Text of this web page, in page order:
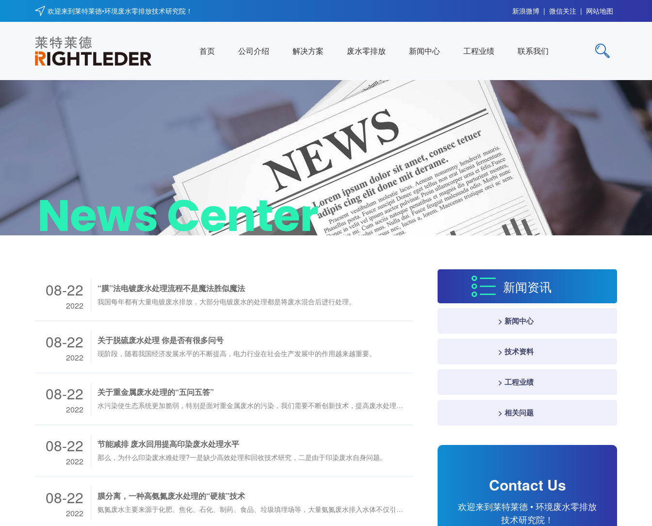
新浪微博 | 微信关注 | 网站地图
欢迎来到莱特莱德•环境废水零排放技术研究院！
首页 公司介绍 解决方案 废水零排放 新闻中心 工程业绩 联系我们
08-22
2022
“膜”法电镀废水处理流程不是魔法胜似魔法
我国每年都有大量电镀废水排放，大部分电镀废水的处理都是将废水混合后进行处理。
08-22
2022
关于脱硫废水处理 你是否有很多问号
现阶段，随着我国经济发展水平的不断提高，电力行业在社会生产发展中的作用越来越重要。
08-22
2022
关于重金属废水处理的“五问五答”
水污染使生态系统更加脆弱，特别是面对重金属废水的污染，我们需要不断创新技术，提高废水处理质量，实现重金属废水处理和循环利用。
08-22
2022
节能减排 废水回用提高印染废水处理水平
那么，为什么印染废水难处理?一是缺少高效处理和回收技术研究，二是由于印染废水自身问题。
08-22
2022
膜分离，一种高氨氮废水处理的“硬核”技术
氨氮废水主要来源于化肥、焦化、石化、制药、食品、垃圾填埋场等，大量氨氮废水排入水体不仅引起水体富营养化、造成水体黑臭，给水处理的难度和成本加大，甚
新闻资讯
> 新闻中心
> 技术资料
> 工程业绩
> 相关问题
Contact Us
欢迎来到莱特莱德 • 环境废水零排放
技术研究院！